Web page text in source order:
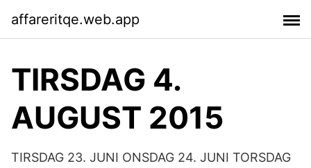
affareritqe.web.app
TIRSDAG 4.
AUGUST 2015
TIRSDAG 23. JUNI ONSDAG 24. JUNI TORSDAG